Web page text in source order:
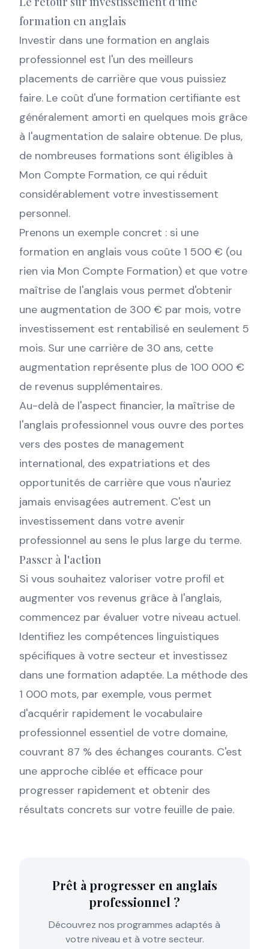
formation en anglais
Investir dans une formation en anglais
professionnel est l'un des meilleurs
placements de carrière que vous puissiez
faire. Le coût d'une formation certifiante est
généralement amorti en quelques mois grâce
à l'augmentation de salaire obtenue. De plus,
de nombreuses formations sont éligibles à
Mon Compte Formation, ce qui réduit
considérablement votre investissement
personnel.
Prenons un exemple concret : si une
formation en anglais vous coûte 1 500 € (ou
rien via Mon Compte Formation) et que votre
maîtrise de l'anglais vous permet d'obtenir
une augmentation de 300 € par mois, votre
investissement est rentabilisé en seulement 5
mois. Sur une carrière de 30 ans, cette
augmentation représente plus de 100 000 €
de revenus supplémentaires.
Au-delà de l'aspect financier, la maîtrise de
l'anglais professionnel vous ouvre des portes
vers des postes de management
international, des expatriations et des
opportunités de carrière que vous n'auriez
jamais envisagées autrement. C'est un
investissement dans votre avenir
professionnel au sens le plus large du terme.
Passer à l'action
Si vous souhaitez valoriser votre profil et
augmenter vos revenus grâce à l'anglais,
commencez par évaluer votre niveau actuel.
Identifiez les compétences linguistiques
spécifiques à votre secteur et investissez
dans une formation adaptée. La méthode des
1 000 mots, par exemple, vous permet
d'acquérir rapidement le vocabulaire
professionnel essentiel de votre domaine,
couvrant 87 % des échanges courants. C'est
une approche ciblée et efficace pour
progresser rapidement et obtenir des
résultats concrets sur votre feuille de paie.
Prêt à progresser en anglais
professionnel ?
Découvrez nos programmes adaptés à
votre niveau et à votre secteur.